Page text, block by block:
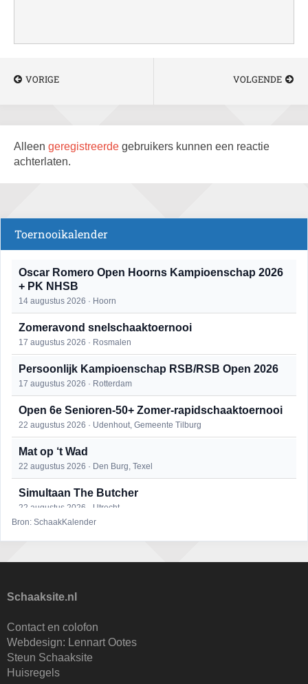
VORIGE VOLGENDE
Alleen geregistreerde gebruikers kunnen een reactie
achterlaten.
Toernooikalender
Oscar Romero Open Hoorns Kampioenschap 2026
+ PK NHSB
14 augustus 2026 · Hoorn
Zomeravond snelschaaktoernooi
17 augustus 2026 · Rosmalen
Persoonlijk Kampioenschap RSB/RSB Open 2026
17 augustus 2026 · Rotterdam
Open 6e Senioren-50+ Zomer-rapidschaaktoernooi
22 augustus 2026 · Udenhout, Gemeente Tilburg
Mat op ‘t Wad
22 augustus 2026 · Den Burg, Texel
Simultaan The Butcher
22 augustus 2026 · Utrecht
25 augustus 2026 · Bunschoten-Spakenburg
27 augustus 2026 · Delft
KC Open
28 augustus 2026 · Haarlem
Bron: SchaakKalender
Schaaksite.nl
Contact en colofon
Webdesign: Lennart Ootes
Steun Schaaksite
Huisregels